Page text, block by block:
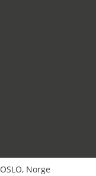
OSLO, Norge